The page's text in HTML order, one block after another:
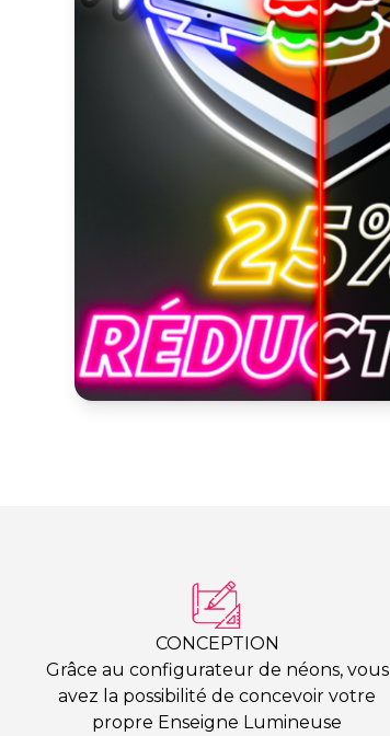
CONCEPTION
Grâce au configurateur de néons, vous
avez la possibilité de concevoir votre
propre Enseigne Lumineuse